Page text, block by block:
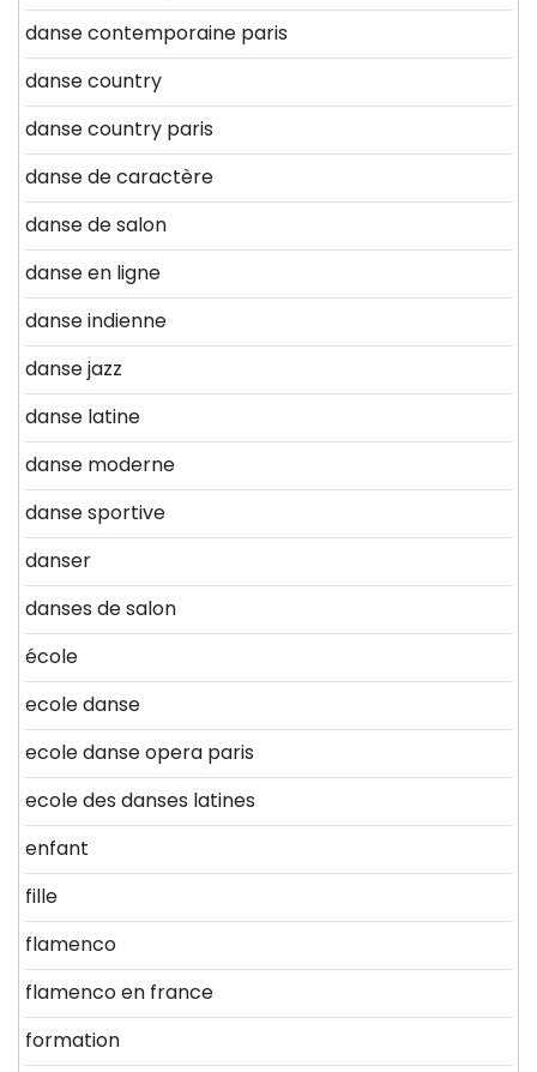
danse contemporaine paris
danse country
danse country paris
danse de caractère
danse de salon
danse en ligne
danse indienne
danse jazz
danse latine
danse moderne
danse sportive
danser
danses de salon
école
ecole danse
ecole danse opera paris
ecole des danses latines
enfant
fille
flamenco
flamenco en france
formation